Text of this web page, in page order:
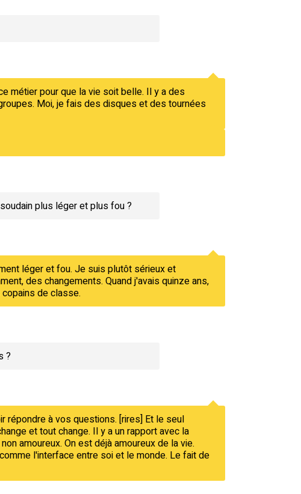
métier pour que la vie soit belle. Il y a des
Moi, je fais des disques et des tournées
plus léger et plus fou ?
léger et fou. Je suis plutôt sérieux et
des changements. Quand j'avais quinze ans,
de classe.
?
répondre à vos questions. [rires] Et le seul
et tout change. Il y a un rapport avec la
amoureux. On est déjà amoureux de la vie.
l'interface entre soi et le monde. Le fait de